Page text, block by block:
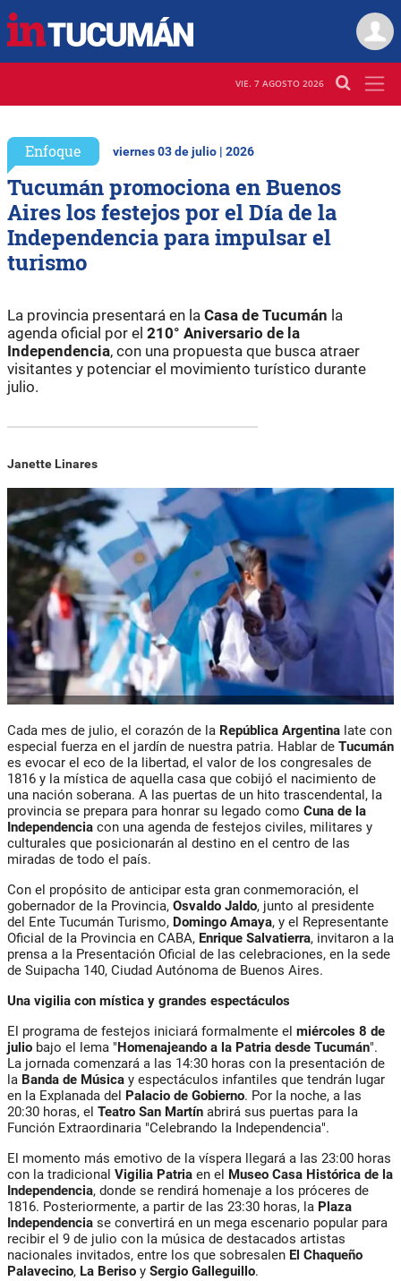
VIE. 7 AGOSTO 2026
Enfoque viernes 03 de julio | 2026
Tucumán promociona en Buenos
Aires los festejos por el Día de la
Independencia para impulsar el
turismo
La provincia presentará en la Casa de Tucumán la
agenda oficial por el 210° Aniversario de la
Independencia, con una propuesta que busca atraer
visitantes y potenciar el movimiento turístico durante
julio.
Janette Linares
Cada mes de julio, el corazón de la República Argentina late con
especial fuerza en el jardín de nuestra patria. Hablar de Tucumán
es evocar el eco de la libertad, el valor de los congresales de
1816 y la mística de aquella casa que cobijó el nacimiento de
una nación soberana. A las puertas de un hito trascendental, la
provincia se prepara para honrar su legado como Cuna de la
Independencia con una agenda de festejos civiles, militares y
culturales que posicionarán al destino en el centro de las
miradas de todo el país.
Con el propósito de anticipar esta gran conmemoración, el
gobernador de la Provincia, Osvaldo Jaldo, junto al presidente
del Ente Tucumán Turismo, Domingo Amaya, y el Representante
Oficial de la Provincia en CABA, Enrique Salvatierra, invitaron a la
prensa a la Presentación Oficial de las celebraciones, en la sede
de Suipacha 140, Ciudad Autónoma de Buenos Aires.
Una vigilia con mística y grandes espectáculos
El programa de festejos iniciará formalmente el miércoles 8 de
julio bajo el lema " Homenajeando a la Patria desde Tucumán".
La jornada comenzará a las 14:30 horas con la presentación de
la Banda de Música y espectáculos infantiles que tendrán lugar
en la Explanada del
Palacio de Gobierno. Por la noche, a las
20:30 horas, el Teatro San Martín abrirá sus puertas para la
Función Extraordinaria "Celebrando la Independencia".
El momento más emotivo de la víspera llegará a las 23:00 horas
con la tradicional Vigilia Patria en el
Museo Casa Histórica de la
Independencia, donde se rendirá homenaje a los próceres de
1816. Posteriormente, a partir de las 23:30 horas, la Plaza
Independencia se convertirá en un mega escenario popular para
recibir el 9 de julio con la música de destacados artistas
nacionales invitados, entre los que sobresalen El Chaqueño
Palavecino, La Beriso y Sergio Galleguillo.